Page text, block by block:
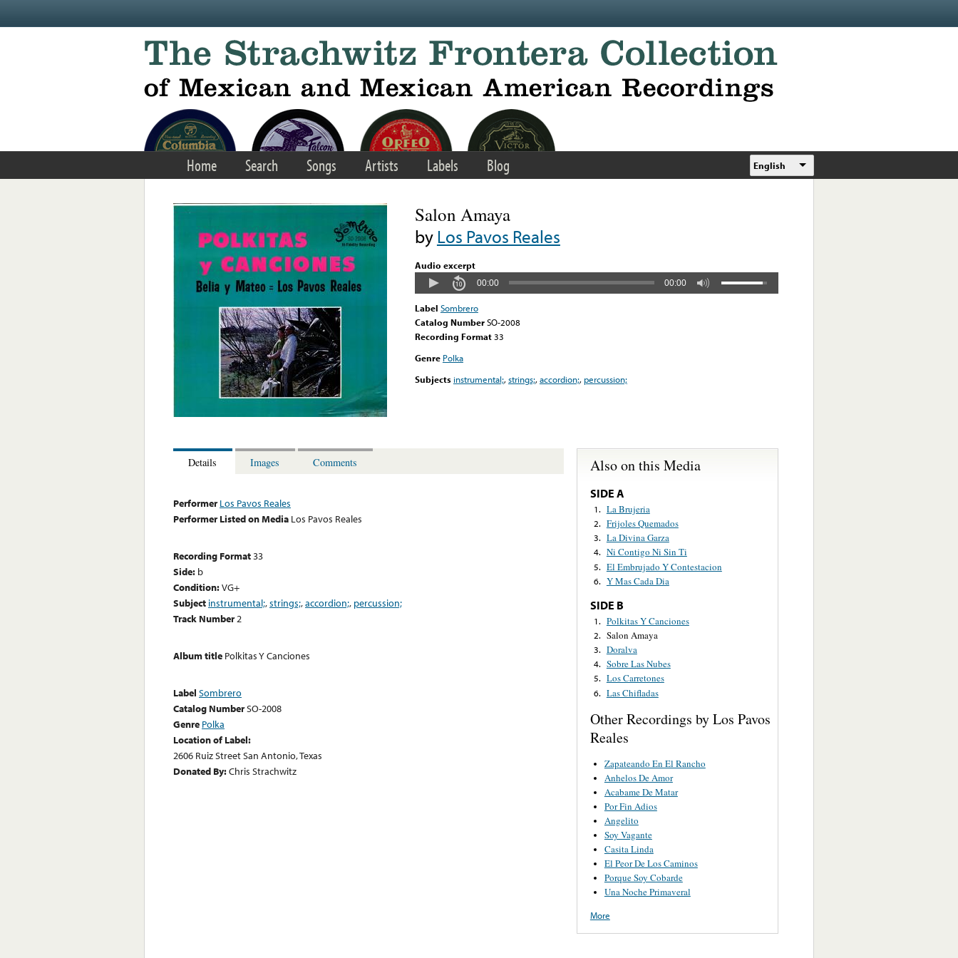
Home Search Songs Artists Labels Blog English
Salon Amaya
byLos Pavos Reales
Audio excerpt
00:00 00:00
Label Sombrero
Catalog NumberSO-2008
Recording Format33
Genre Polka
Subjects instrumental;,strings;,accordion;, percussion;
Details Images Comments
Performer Los Pavos Reales
Performer Listed on Media Los Pavos Reales
Recording Format33
Side: b
Condition:VG+
Subject instrumental;,strings;,accordion;, percussion;
Track Number2
Album title Polkitas Y Canciones
Label Sombrero
Catalog NumberSO-2008
Genre Polka
Location of Label:
2606 Ruiz Street San Antonio, Texas
Donated By:Chris Strachwitz
Also on this Media
SIDE A
1. La Brujeria
2. Frijoles Quemados
3. La Divina Garza
4. Ni Contigo Ni Sin Ti
5. El Embrujado Y Contestacion
6. Y Mas Cada Dia
SIDE B
1. Polkitas Y Canciones
2. Salon Amaya
3. Doralva
4. Sobre Las Nubes
5. Los Carretones
6. Las Chifladas
Other Recordings by Los Pavos
Reales
Zapateando En El Rancho
Anhelos De Amor
Acabame De Matar
Por Fin Adios
Angelito
Soy Vagante
Casita Linda
El Peor De Los Caminos
Porque Soy Cobarde
Una Noche Primaveral
More